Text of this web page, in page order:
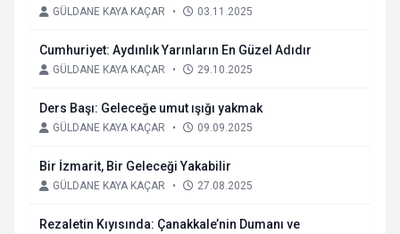
GÜLDANE KAYA KAÇAR • 03.11.2025
Cumhuriyet: Aydınlık Yarınların En Güzel Adıdır
GÜLDANE KAYA KAÇAR • 29.10.2025
Ders Başı: Geleceğe umut ışığı yakmak
GÜLDANE KAYA KAÇAR • 09.09.2025
Bir İzmarit, Bir Geleceği Yakabilir
GÜLDANE KAYA KAÇAR • 27.08.2025
Rezaletin Kıyısında: Çanakkale’nin Dumanı ve